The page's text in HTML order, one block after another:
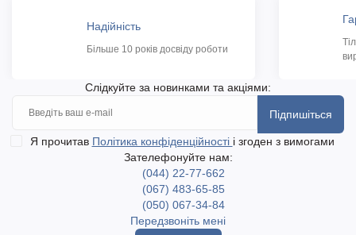
Надійність
Більше 10 років досвіду роботи
Слідкуйте за новинками та акціями:
Підпишіться
Я прочитав Політика конфіденційності і згоден з вимогами
Зателефонуйте нам:
(044) 22-77-662
(067) 483-65-85
(050) 067-34-84
Передзвоніть мені